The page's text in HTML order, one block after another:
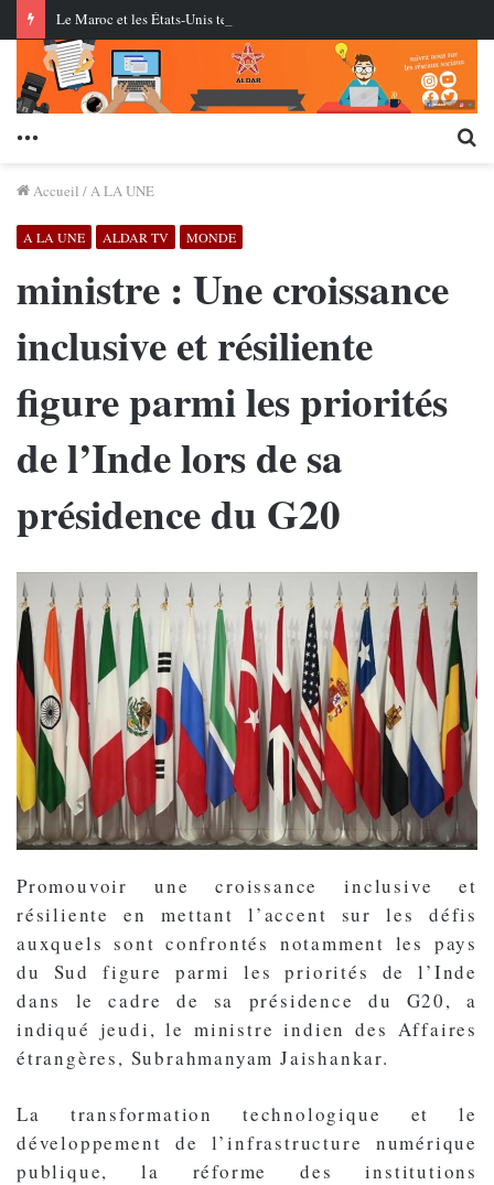
Accueil /A LA UNE
A LA UNE ALDAR TV MONDE
ministre : Une croissance
inclusive et résiliente
figure parmi les priorités
de l’Inde lors de sa
présidence du G20
Promouvoir une croissance inclusive et
résiliente en mettant l’accent sur les défis
auxquels sont confrontés notamment les pays
du Sud figure parmi les priorités de l’Inde
dans le cadre de sa présidence du G20, a
indiqué jeudi, le ministre indien des Affaires
étrangères, Subrahmanyam Jaishankar.
La transformation technologique et le
développement de l’infrastructure numérique
publique, la réforme des institutions